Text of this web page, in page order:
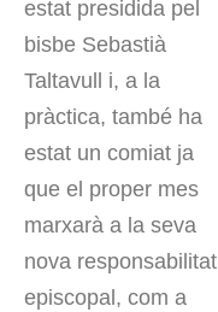
estat presidida pel
bisbe Sebastià
Taltavull i, a la
pràctica, també ha
estat un comiat ja
que el proper mes
marxarà a la seva
nova responsabilitat
episcopal, com a